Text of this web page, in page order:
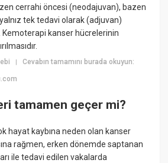
cerrahi öncesi (neodajuvan), bazen
tek tedavi olarak (adjuvan)
kanser hücrelerinin
|Cevabın tamamını burada okuyun:
tamamen geçer mi?
hayat kaybına neden olan kanser
rağmen, erken dönemde saptanan
ile tedavi edilen vakalarda